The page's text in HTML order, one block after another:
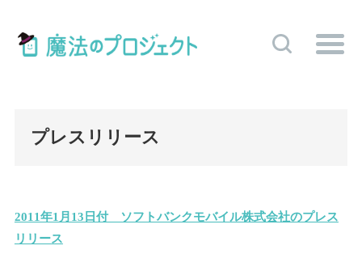
プレスリリース
2011年1月13日付 ソフトバンクモバイル株式会社のプレス
リリース